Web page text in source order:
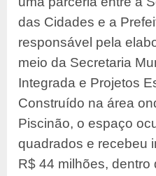
das Cidades e a
responsável pela
meio da Secretaria
Integrada e Projetos
Construído na área
Piscinão, o espaço
quadrados e recebeu
R$ 44 milhões,